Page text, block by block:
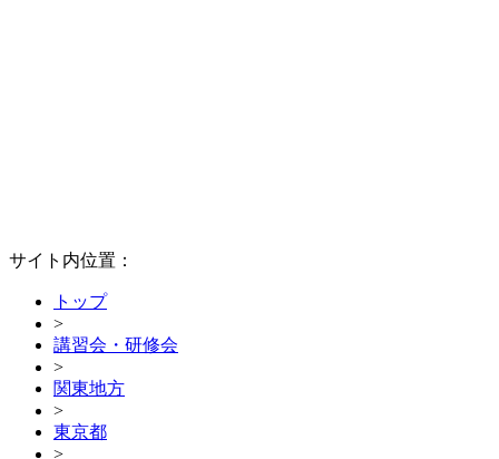
サイト内位置：
トップ
>
講習会・研修会
>
関東地方
>
東京都
>